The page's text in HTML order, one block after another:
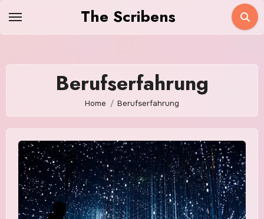
The Scribens
Berufserfahrung
Home Berufserfahrung